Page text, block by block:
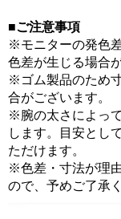
■ご注意事項
※モニターの発色
色差が生じる場合
※ゴム製品のため
合がございます。
※腕の太さによっ
します。目安とし
ただけます。
※色差・寸法が理
ので、予めご了承